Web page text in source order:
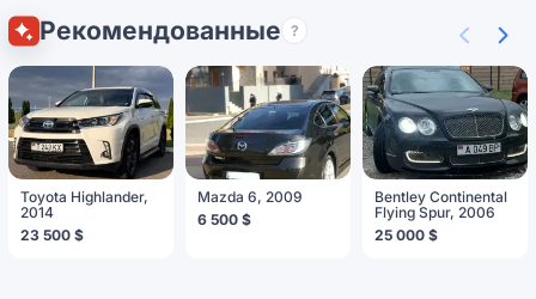
Рекомендованные ?
Toyota Highlander,
2014
23 500 $
Mazda 6, 2009
6 500 $
Bentley Continental
Flying Spur, 2006
25 000 $